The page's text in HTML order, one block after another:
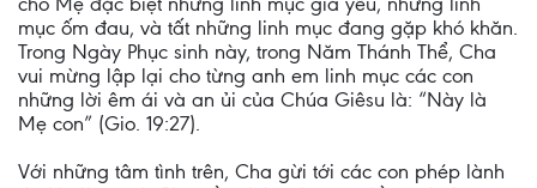
mục ốm đau, và tất những linh mục đang gặp khó khăn.
Trong Ngày Phục sinh này, trong Năm Thánh Thể, Cha
vui mừng lập lại cho từng anh em linh mục các con
những lời êm ái và an ủi của Chúa Giêsu là: “Này là
Mẹ con” (Gio. 19:27).
Với những tâm tình trên, Cha gừi tới các con phép lành